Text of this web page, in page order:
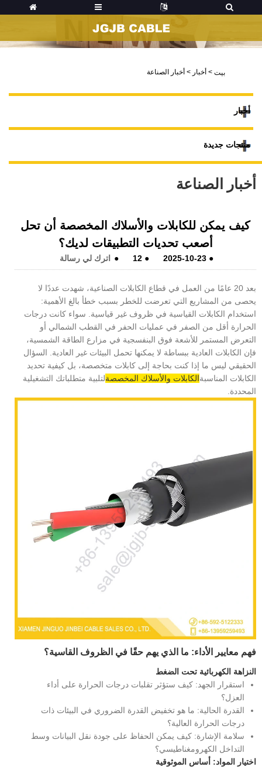
بيت > أخبار > أخبار الصناعة
أخبار
منتجات جديدة
أخبار الصناعة
كيف يمكن للكابلات والأسلاك المخصصة أن تحل
أصعب تحديات التطبيقات لديك؟
●
2025-10-23
●
12
● اترك لي رسالة
بعد 20 عامًا من العمل في قطاع الكابلات الصناعية، شهدت عددًا لا
يحصى من المشاريع التي تعرضت للخطر بسبب خطأ بالغ الأهمية:
استخدام الكابلات القياسية في ظروف غير قياسية. سواء كانت درجات
الحرارة أقل من الصفر في عمليات الحفر في القطب الشمالي أو
التعرض المستمر للأشعة فوق البنفسجية في مزارع الطاقة الشمسية،
فإن الكابلات العادية ببساطة لا يمكنها تحمل البيئات غير العادية. السؤال
الحقيقي ليس ما إذا كنت بحاجة إلى كابلات متخصصة، بل كيفية تحديد
الكابلات المناسبةالكابلات والأسلاك المخصصةلتلبية متطلباتك التشغيلية
المحددة.
فهم معايير الأداء: ما الذي يهم حقًا في الظروف القاسية؟
النزاهة الكهربائية تحت الضغط
استقرار الجهد: كيف ستؤثر تقلبات درجات الحرارة على أداء
العزل؟
القدرة الحالية: ما هو تخفيض القدرة الضروري في البيئات ذات
درجات الحرارة العالية؟
سلامة الإشارة: كيف يمكن الحفاظ على جودة نقل البيانات وسط
التداخل الكهرومغناطيسي؟
اختيار المواد: أساس الموثوقية